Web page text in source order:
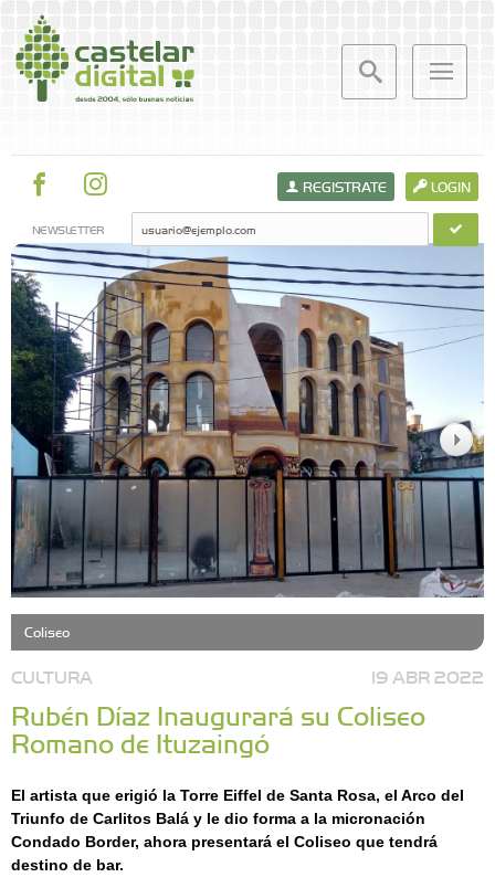
LOGIN
REGISTRATE
NEWSLETTER
Coliseo
CULTURA 19 ABR 2022
Rubén Díaz Inaugurará su Coliseo
Romano de Ituzaingó
El artista que erigió la Torre Eiffel de Santa Rosa, el Arco del
Triunfo de Carlitos Balá y le dio forma a la micronación
Condado Border, ahora presentará el Coliseo que tendrá
destino de bar.